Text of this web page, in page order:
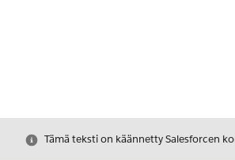
Sulje
Tämä teksti on käännetty Salesforcen